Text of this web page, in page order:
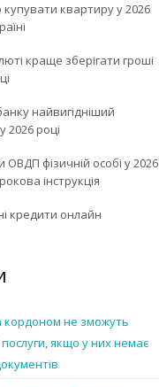
квартиру у 2026
краще зберігати гроші
найвигідніший
2026 році
ОВДП фізичній особі у 2026
інструкція
кредити онлайн
кордоном не зможуть
якщо у них немає